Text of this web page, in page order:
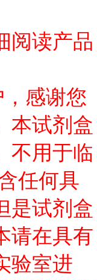
阅读产品
感谢您
本试剂盒
不用于临
任何具
是试剂盒
请在具有
验室进